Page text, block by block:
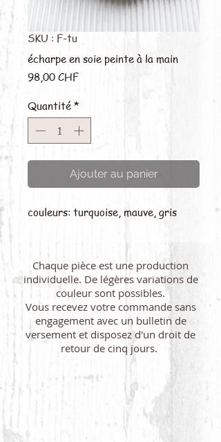
SKU : F-tu
écharpe en soie peinte à la main
98,00 CHFPrix
Quantité *
Ajouter au panier
couleurs: turquoise, mauve, gris
Chaque pièce est une production
individuelle. De légères variations de
couleur sont possibles.
Vous recevez votre commande sans
engagement avec un bulletin de
versement et disposez d'un droit de
retour de cinq jours.